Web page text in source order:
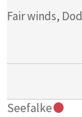
Fair winds,
Seefalke